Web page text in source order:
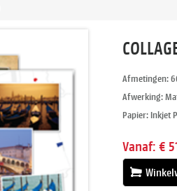
Afmetingen:
Afwerking:
Papier: Inkjet
Vanaf: €